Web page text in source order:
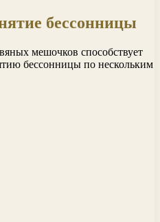
бессонницы
мешочков способствует
бессонницы по нескольким